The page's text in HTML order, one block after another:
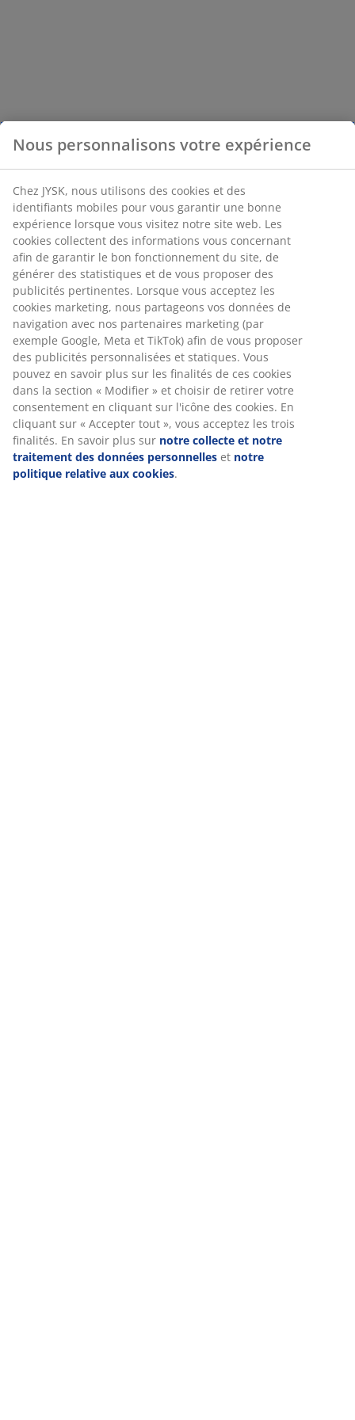
Nous personnalisons votre expérience
Chez JYSK, nous utilisons des cookies et des
identifiants mobiles pour vous garantir une bonne
expérience lorsque vous visitez notre site web. Les
cookies collectent des informations vous concernant
afin de garantir le bon fonctionnement du site, de
générer des statistiques et de vous proposer des
publicités pertinentes. Lorsque vous acceptez les
cookies marketing, nous partageons vos données de
navigation avec nos partenaires marketing (par
exemple Google, Meta et TikTok) afin de vous proposer
des publicités personnalisées et statiques. Vous
pouvez en savoir plus sur les finalités de ces cookies
dans la section « Modifier » et choisir de retirer votre
consentement en cliquant sur l'icône des cookies. En
cliquant sur « Accepter tout », vous acceptez les trois
finalités. En savoir plus sur notre collecte et notre
traitement des données personnelles et notre
politique relative aux cookies.